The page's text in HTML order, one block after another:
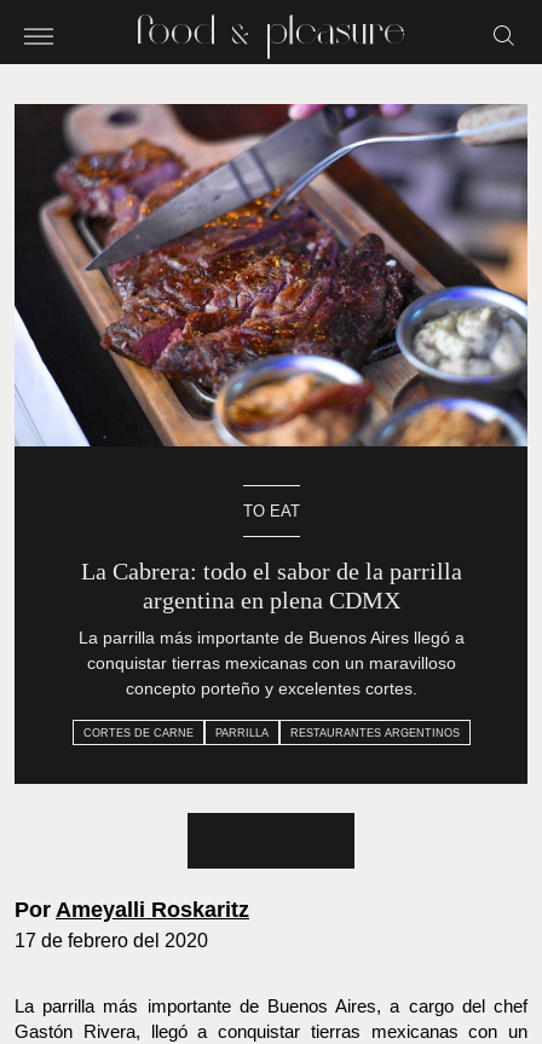
TO EAT
La Cabrera: todo el sabor de la
parrilla argentina en plena CDMX
La parrilla más importante de Buenos Aires llegó a
conquistar tierras mexicanas con un maravilloso
concepto porteño y excelentes cortes.
CORTES DE CARNE PARRILLA RESTAURANTES ARGENTINOS
PorAmeyalli Roskaritz
17 de febrero del 2020
La parrilla más importante de Buenos Aires, a cargo del chef
Gastón Rivera, llegó a conquistar tierras mexicanas con un